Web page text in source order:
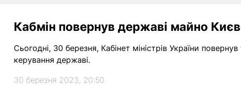
Кабмін повернув державі майно
Сьогодні, 30 березня, Кабінет міністрів України
керування державі.
30 березня 2023, 20:50